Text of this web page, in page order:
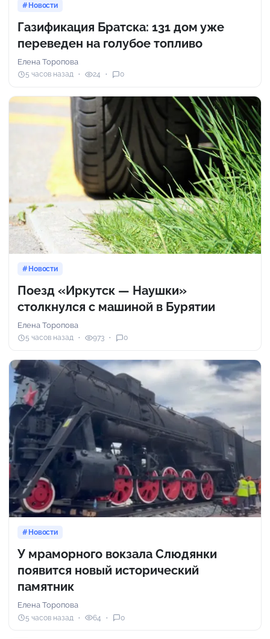
Новости
Газификация Братска: 131 дом уже
переведен на голубое топливо
Елена Торопова
5 часов назад 24 0
Новости
Поезд «Иркутск — Наушки»
столкнулся с машиной в Бурятии
Елена Торопова
5 часов назад 973 0
Новости
У мраморного вокзала Слюдянки
появится новый исторический
памятник
Елена Торопова
5 часов назад 64 0